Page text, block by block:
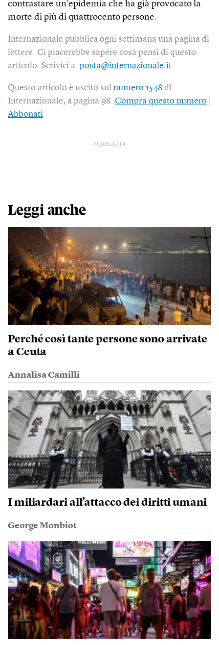
contrastare un’epidemia che ha già provocato la
morte di più di quattrocento persone.
Internazionale pubblica ogni settimana una pagina di
lettere. Ci piacerebbe sapere cosa pensi di questo
articolo. Scrivici a: posta@internazionale.it
Questo articolo è uscito sul numero 1548 di
Internazionale, a pagina 98. Compra questo numero
Abbonati
PUBBLICITÀ
Leggi anche
Perché così tante persone sono arrivate
a Ceuta
Annalisa Camilli
I miliardari all’attacco dei diritti umani
George Monbiot